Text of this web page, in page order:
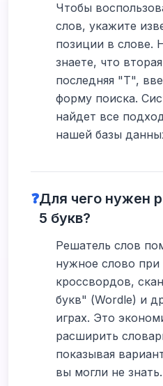
Чтобы
слов, укажите
позиции в слове.
знаете, что
последняя "Т",
форму поиска.
найдет все
нашей базы
❓Для чего нужен
5 букв?
Решатель слов
нужное слово
кроссвордов,
букв" (Wordle) и
играх. Это
расширить
показывая
вы могли не знать.